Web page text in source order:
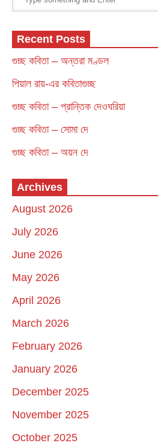
Recent Posts
গুচ্ছ কবিতা – অন্তরা মণ্ডল
পিয়াল রায়-এর কবিতাগুচ্ছ
গুচ্ছ কবিতা – প্রান্তিক দেওঘরিয়া
গুচ্ছ কবিতা – সোমা দে
গুচ্ছ কবিতা – অয়ন দে
Archives
August 2026
July 2026
June 2026
May 2026
April 2026
March 2026
February 2026
January 2026
December 2025
November 2025
October 2025